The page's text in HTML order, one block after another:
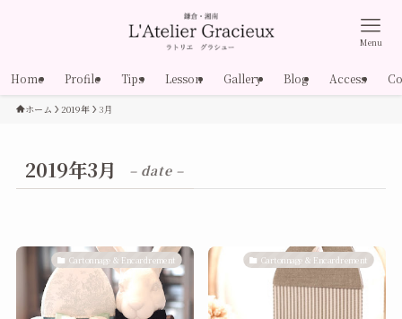
Menu
Home Profile Tips Lesson Gallery Blog Access
ホーム 2019年 3月
2019年3月 – date –
Cartonnage & Encardrement Cartonnage & Encardrement